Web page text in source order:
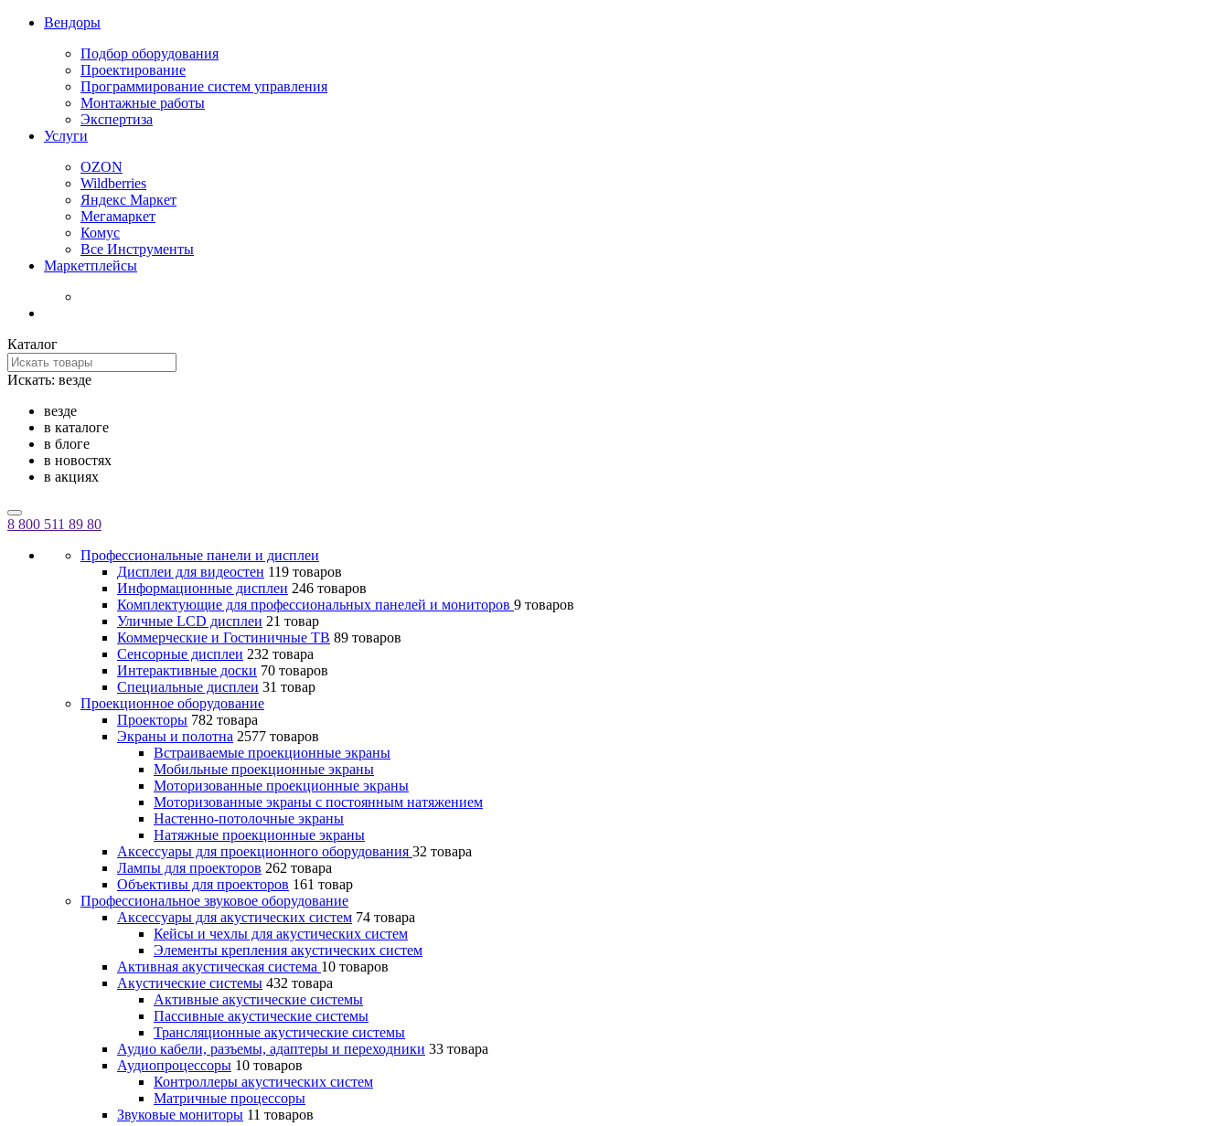
Вендоры
Подбор оборудования
Проектирование
Программирование систем управления
Монтажные работы
Экспертиза
Услуги
OZON
Wildberries
Яндекс Маркет
Мегамаркет
Комус
Все Инструменты
Маркетплейсы
Каталог
Искать: везде
везде
в каталоге
в блоге
в новостях
в акциях
8 800 511 89 80
Профессиональные панели и дисплеи
Дисплеи для видеостен 119 товаров
Информационные дисплеи 246 товаров
Комплектующие для профессиональных панелей и мониторов 9 товаров
Уличные LCD дисплеи 21 товар
Коммерческие и Гостиничные ТВ 89 товаров
Сенсорные дисплеи 232 товара
Интерактивные доски 70 товаров
Специальные дисплеи 31 товар
Проекционное оборудование
Проекторы 782 товара
Экраны и полотна 2577 товаров
Встраиваемые проекционные экраны
Мобильные проекционные экраны
Моторизованные проекционные экраны
Моторизованные экраны с постоянным натяжением
Настенно-потолочные экраны
Натяжные проекционные экраны
Аксессуары для проекционного оборудования 32 товара
Лампы для проекторов 262 товара
Объективы для проекторов 161 товар
Профессиональное звуковое оборудование
Аксессуары для акустических систем 74 товара
Кейсы и чехлы для акустических систем
Элементы крепления акустических систем
Активная акустическая система 10 товаров
Акустические системы 432 товара
Активные акустические системы
Пассивные акустические системы
Трансляционные акустические системы
Аудио кабели, разъемы, адаптеры и переходники 33 товара
Аудиопроцессоры 10 товаров
Контроллеры акустических систем
Матричные процессоры
Звуковые мониторы 11 товаров